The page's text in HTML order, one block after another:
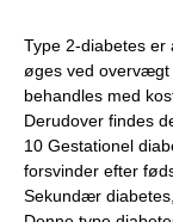
Type 2-diabetes er
øges ved overvægt
behandles med
Derudover findes
10 Gestationel
forsvinder efter
Sekundær